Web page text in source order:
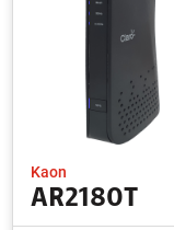
Kaon
AR2180T